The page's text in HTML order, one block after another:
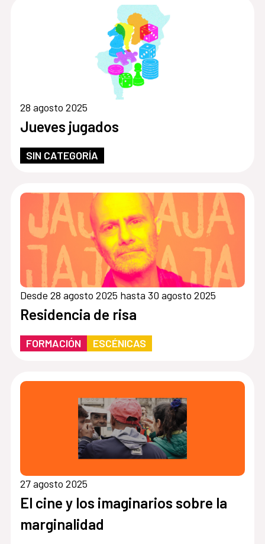
28 agosto 2025
Jueves jugados
SIN CATEGORÍA
Desde 28 agosto 2025 hasta 30 agosto 2025
Residencia de risa
FORMACIÓN ESCÉNICAS
27 agosto 2025
El cine y los imaginarios sobre la
marginalidad